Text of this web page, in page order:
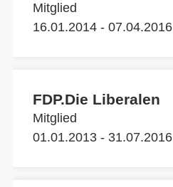
Mitglied
16.01.2014 - 07.04.2016
FDP.Die Liberalen
Mitglied
01.01.2013 - 31.07.2016